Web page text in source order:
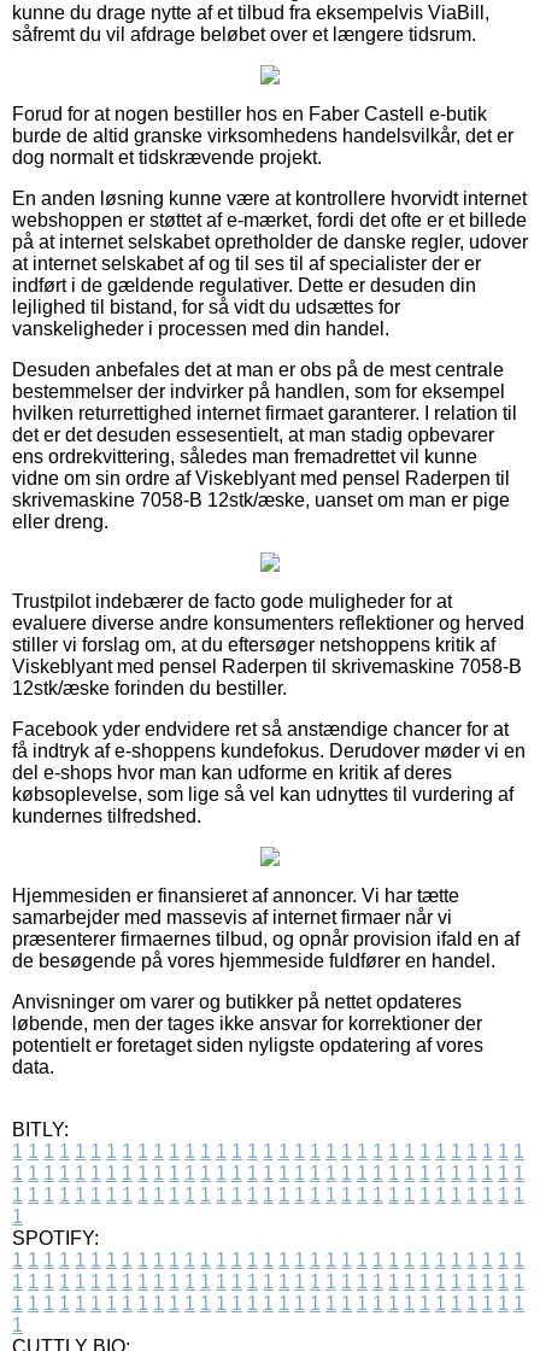
kunne du drage nytte af et tilbud fra eksempelvis ViaBill,
såfremt du vil afdrage beløbet over et længere tidsrum.
Forud for at nogen bestiller hos en Faber Castell e-butik
burde de altid granske virksomhedens handelsvilkår, det er
dog normalt et tidskrævende projekt.
En anden løsning kunne være at kontrollere hvorvidt internet
webshoppen er støttet af e-mærket, fordi det ofte er et billede
på at internet selskabet opretholder de danske regler, udover
at internet selskabet af og til ses til af specialister der er
indført i de gældende regulativer. Dette er desuden din
lejlighed til bistand, for så vidt du udsættes for
vanskeligheder i processen med din handel.
Desuden anbefales det at man er obs på de mest centrale
bestemmelser der indvirker på handlen, som for eksempel
hvilken returrettighed internet firmaet garanterer. I relation til
det er det desuden essesentielt, at man stadig opbevarer
ens ordrekvittering, således man fremadrettet vil kunne
vidne om sin ordre af Viskeblyant med pensel Raderpen til
skrivemaskine 7058-B 12stk/æske, uanset om man er pige
eller dreng.
Trustpilot indebærer de facto gode muligheder for at
evaluere diverse andre konsumenters reflektioner og herved
stiller vi forslag om, at du eftersøger netshoppens kritik af
Viskeblyant med pensel Raderpen til skrivemaskine 7058-B
12stk/æske forinden du bestiller.
Facebook yder endvidere ret så anstændige chancer for at
få indtryk af e-shoppens kundefokus. Derudover møder vi en
del e-shops hvor man kan udforme en kritik af deres
købsoplevelse, som lige så vel kan udnyttes til vurdering af
kundernes tilfredshed.
Hjemmesiden er finansieret af annoncer. Vi har tætte
samarbejder med massevis af internet firmaer når vi
præsenterer firmaernes tilbud, og opnår provision ifald en af
de besøgende på vores hjemmeside fuldfører en handel.
Anvisninger om varer og butikker på nettet opdateres
løbende, men der tages ikke ansvar for korrektioner der
potentielt er foretaget siden nyligste opdatering af vores
data.
BITLY:
1 1 1 1 1 1 1 1 1 1 1 1 1 1 1 1 1 1 1 1 1 1 1 1 1 1 1 1 1 1 1 1 1
1 1 1 1 1 1 1 1 1 1 1 1 1 1 1 1 1 1 1 1 1 1 1 1 1 1 1 1 1 1 1 1 1
1 1 1 1 1 1 1 1 1 1 1 1 1 1 1 1 1 1 1 1 1 1 1 1 1 1 1 1 1 1 1 1 1
1
SPOTIFY:
1 1 1 1 1 1 1 1 1 1 1 1 1 1 1 1 1 1 1 1 1 1 1 1 1 1 1 1 1 1 1 1 1
1 1 1 1 1 1 1 1 1 1 1 1 1 1 1 1 1 1 1 1 1 1 1 1 1 1 1 1 1 1 1 1 1
1 1 1 1 1 1 1 1 1 1 1 1 1 1 1 1 1 1 1 1 1 1 1 1 1 1 1 1 1 1 1 1 1
1
CUTTLY BIO: